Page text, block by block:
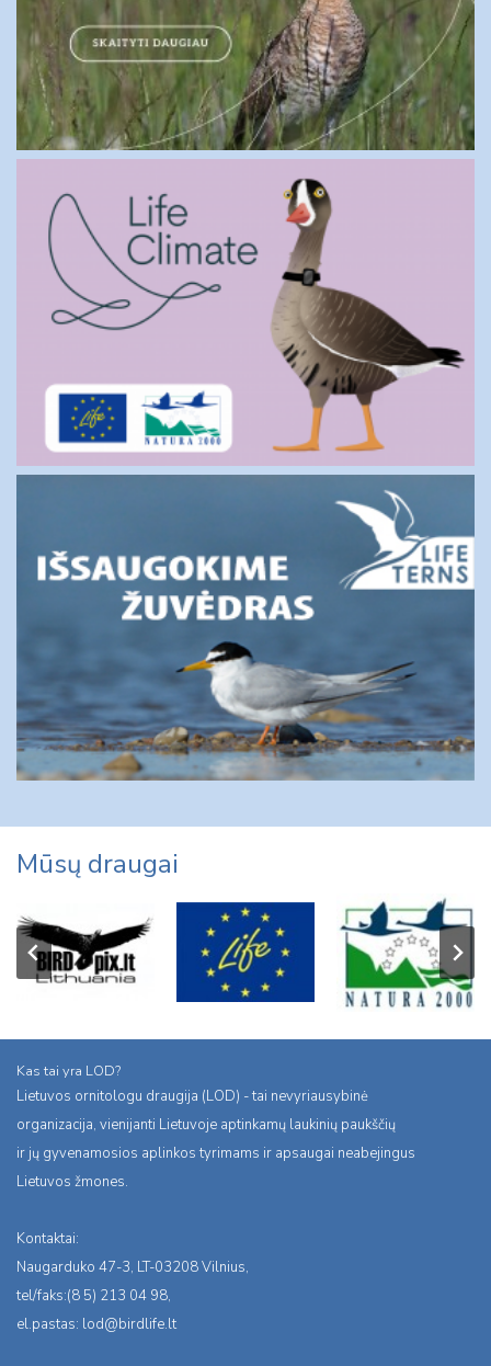
Mūsų draugai
Kas tai yra LOD?
Lietuvos ornitologu draugija (LOD) - tai nevyriausybinė
organizacija, vienijanti Lietuvoje aptinkamų laukinių paukščių
ir jų gyvenamosios aplinkos tyrimams ir apsaugai neabejingus
Lietuvos žmones.
Kontaktai:
Naugarduko 47-3, LT-03208 Vilnius,
tel/faks:(8 5) 213 04 98,
el.pastas: lod@birdlife.lt